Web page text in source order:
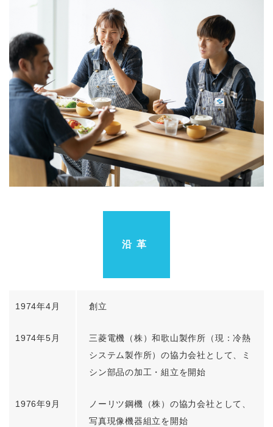
沿革
1974年4月 創立
1974年5月
三菱電機（株）和歌山製作所（現：冷熱
システム製作所）の協力会社として、ミ
シン部品の加工・組立を開始
1976年9月
ノーリツ鋼機（株）の協力会社として、
写真現像機器組立を開始